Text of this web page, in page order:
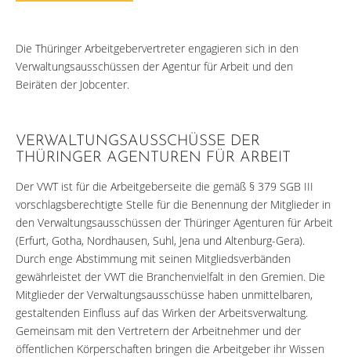
Die Thüringer Arbeitgebervertreter engagieren sich in den
Verwaltungsausschüssen der Agentur für Arbeit und den
Beiräten der Jobcenter.
VERWALTUNGSAUSSCHÜSSE DER
THÜRINGER AGENTUREN FÜR ARBEIT
Der VWT ist für die Arbeitgeberseite die gemäß § 379 SGB III
vorschlagsberechtigte Stelle für die Benennung der Mitglieder in
den Verwaltungsausschüssen der Thüringer Agenturen für Arbeit
(Erfurt, Gotha, Nordhausen, Suhl, Jena und Altenburg-Gera).
Durch enge Abstimmung mit seinen Mitgliedsverbänden
gewährleistet der VWT die Branchenvielfalt in den Gremien. Die
Mitglieder der Verwaltungsausschüsse haben unmittelbaren,
gestaltenden Einfluss auf das Wirken der Arbeitsverwaltung.
Gemeinsam mit den Vertretern der Arbeitnehmer und der
öffentlichen Körperschaften bringen die Arbeitgeber ihr Wissen